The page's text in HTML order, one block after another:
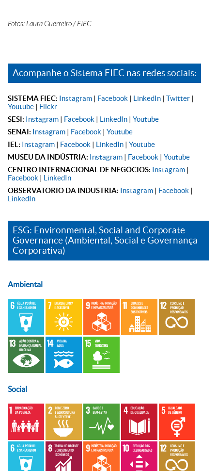
Fotos: Laura Guerreiro / FIEC
Acompanhe o Sistema FIEC nas redes sociais:
SISTEMA FIEC: Instagram | Facebook | LinkedIn | Twitter |
Youtube | Flickr
SESI: Instagram | Facebook | LinkedIn | Youtube
SENAI: Instagram | Facebook | Youtube
IEL: Instagram | Facebook | LinkedIn | Youtube
MUSEU DA INDÚSTRIA: Instagram | Facebook | Youtube
CENTRO INTERNACIONAL DE NEGÓCIOS: Instagram |
Facebook | LinkedIn
OBSERVATÓRIO DA INDÚSTRIA: Instagram | Facebook |
LinkedIn
ESG: Environmental, Social and Corporate
Governance (Ambiental, Social e Governança
Corporativa)
Ambiental
Social